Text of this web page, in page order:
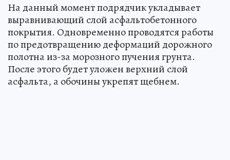
На данный момент подрядчик укладывает
выравнивающий слой асфальтобетонного
покрытия. Одновременно проводятся работы
по предотвращению деформаций дорожного
полотна из-за морозного пучения грунта.
После этого будет уложен верхний слой
асфальта, а обочины укрепят щебнем.